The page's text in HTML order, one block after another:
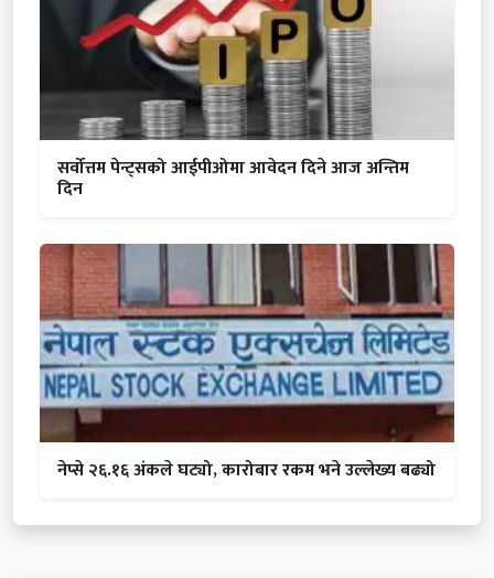
सर्वोत्तम पेन्ट्सको आईपीओमा आवेदन दिने आज अन्तिम
दिन
नेप्से २६.१६ अंकले घट्यो, कारोबार रकम भने उल्लेख्य बढ्यो